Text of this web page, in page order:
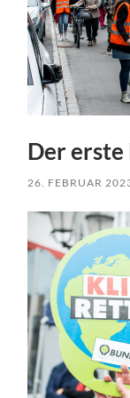
Der
26. FEBRUAR